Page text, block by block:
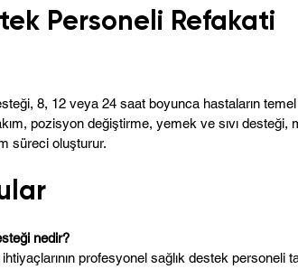
Personeli Refakati
8, 12 veya 24 saat boyunca hastaların
pozisyon değiştirme, yemek ve sıvı desteği,
süreci oluşturur.
nedir?
profesyonel sağlık destek personeli